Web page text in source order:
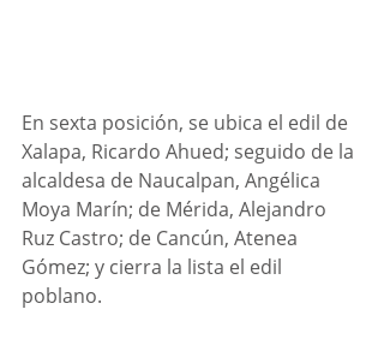
En sexta posición, se ubica el edil de
Xalapa, Ricardo Ahued; seguido de la
alcaldesa de Naucalpan, Angélica
Moya Marín; de Mérida, Alejandro
Ruz Castro; de Cancún, Atenea
Gómez; y cierra la lista el edil
poblano.